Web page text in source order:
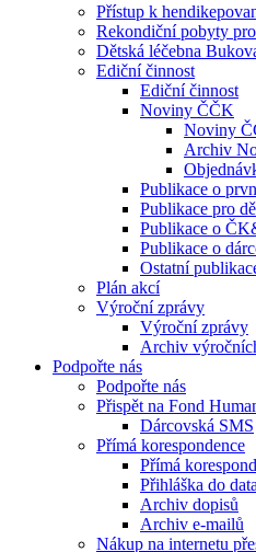
Přístup k
Rekondiční pobyty
Dětská léčebna
Ediční činnost
Ediční činnost
Noviny ČČK
Noviny
Archiv
Publikace o
Publikace pro
Publikace o
Publikace o
Ostatní
Plán akcí
Výroční zprávy
Výroční zprávy
Archiv
Podpořte nás
Podpořte nás
Přispět na Fond
Dárcovská SMS
Přímá korespondence
Přímá
Přihláška do
Archiv dopisů
Archiv e-mailů
Nákup na internetu